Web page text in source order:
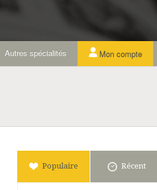
Autres spécialités Mon compte
Populaire Récent